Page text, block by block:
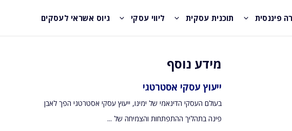
פיננסית תוכנית עסקית ליווי עסקי גיוס אשראי לעסקים
מידע נוסף
ייעוץ עסקי אסטרטגי
בעולם העסקי הדינאמי של ימינו, ייעוץ עסקי אסטרטגי הפך לאבן
פינה בתהליך ההתפתחות והצמיחה של ...